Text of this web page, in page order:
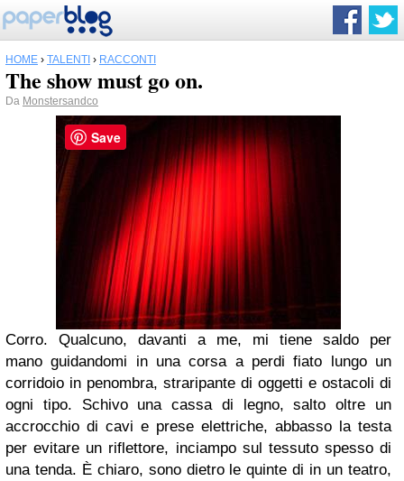
HOME › TALENTI › RACCONTI
The show must go on.
Da Monstersandco
Corro. Qualcuno, davanti a me, mi tiene saldo per
mano guidandomi in una corsa a perdi fiato lungo un
corridoio in penombra, straripante di oggetti e ostacoli di
ogni tipo. Schivo una cassa di legno, salto oltre un
accrocchio di cavi e prese elettriche, abbasso la testa
per evitare un riflettore, inciampo sul tessuto spesso di
una tenda. È chiaro, sono dietro le quinte di in un teatro,
Save